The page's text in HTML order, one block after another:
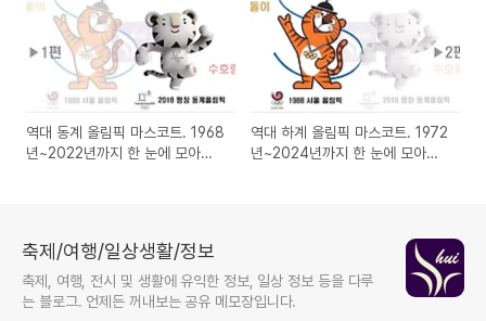
역대 동계 올림픽 마스코트. 1968
년~2022년까지 한 눈에 모아보
역대 하계 올림픽 마스코트. 1972
년~2024년까지 한 눈에 모아보
축제/여행/일상생활/정보
축제, 여행, 전시 및 생활에 유익한 정보, 일상 정보 등을 다루
는 블로그. 언제든 꺼내보는 공유 메모장입니다.